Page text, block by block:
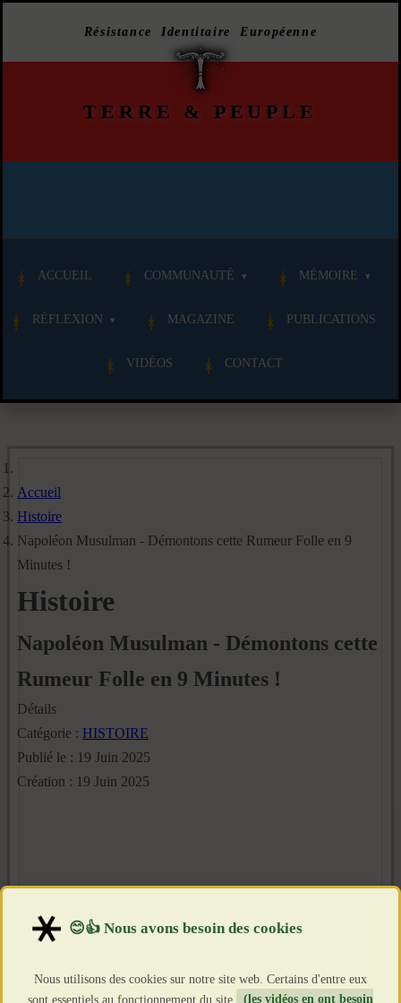
Résistance Identitaire Européenne
TERRE & PEUPLE
ACCUEIL COMMUNAUTÉ MÉMOIRE
RÉFLEXION MAGAZINE PUBLICATIONS
VIDÉOS CONTACT
Accueil
Histoire
Napoléon Musulman - Démontons cette Rumeur Folle en 9
Minutes !
Histoire
Napoléon Musulman - Démontons cette
Rumeur Folle en 9 Minutes !
Détails
Catégorie : HISTOIRE
Publié le : 19 Juin 2025
Création : 19 Juin 2025
Nous utilisons des cookies sur notre site web. Certains d'entre eux
sont essentiels au fonctionnement du site
(les vidéos en ont besoin